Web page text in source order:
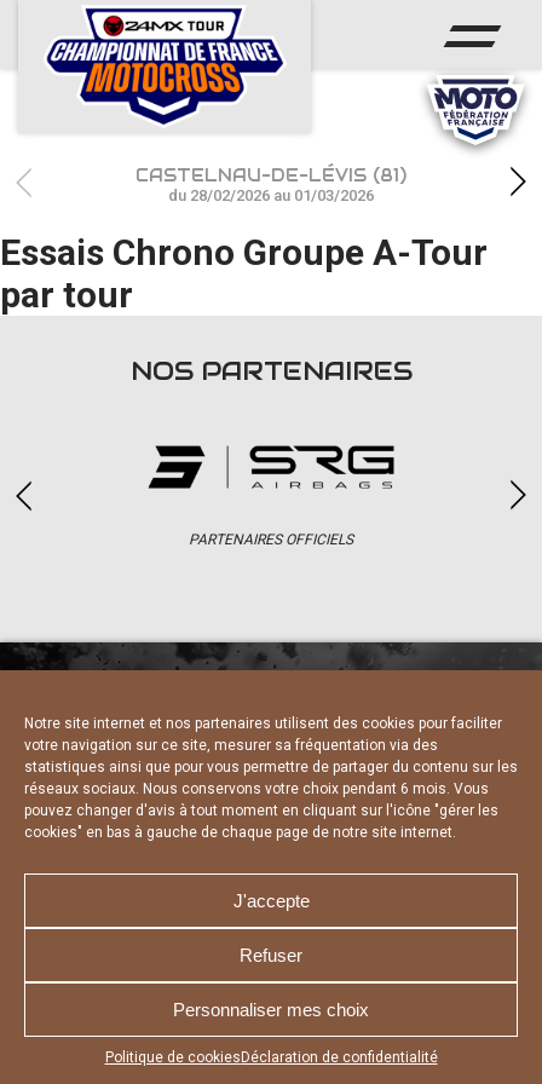
Notre site internet et nos partenaires utilisent des cookies pour faciliter
votre navigation sur ce site, mesurer sa fréquentation via des
statistiques ainsi que pour vous permettre de partager du contenu sur les
réseaux sociaux. Nous conservons votre choix pendant 6 mois. Vous
pouvez changer d'avis à tout moment en cliquant sur l'icône "gérer les
cookies" en bas à gauche de chaque page de notre site internet.
J'accepte
Refuser
Personnaliser mes choix
Politique de cookies Déclaration de confidentialité
Appuyez sur le bouton partager en bas de votre
ACCUEIL
ACTUS
CALENDRIER
RÉSULTATS
PHOTOS / WEB TV
CHAMPIONNAT
PARTENAIRES
accéder à la billetterie
CASTELNAU-DE-LÉVIS (81)
du 28/02/2026 au 01/03/2026
Essais Chrono Groupe A-Tour
par tour
NOS PARTENAIRES
PARTENAIRES OFFICIELS
NOUS CONTACTER
MENTIONS LÉGALES
CHARTE DE CONFIDENTIALITÉ
DÉCLARATION DE CONFIDENTIALITÉ
POLITIQUE D’UTILISATION DES COOKIES
RÉALISÉ PAR L’AGENCE WEB A3 WEB